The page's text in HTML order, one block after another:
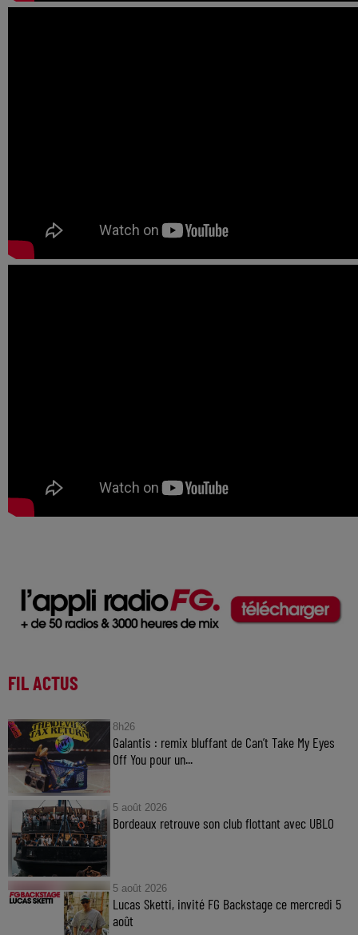
FIL ACTUS
8h26
Galantis : remix bluffant de Can’t Take My Eyes
Off You pour un...
5 août 2026
Bordeaux retrouve son club flottant avec UBLO
5 août 2026
Lucas Sketti, invité FG Backstage ce mercredi 5
août